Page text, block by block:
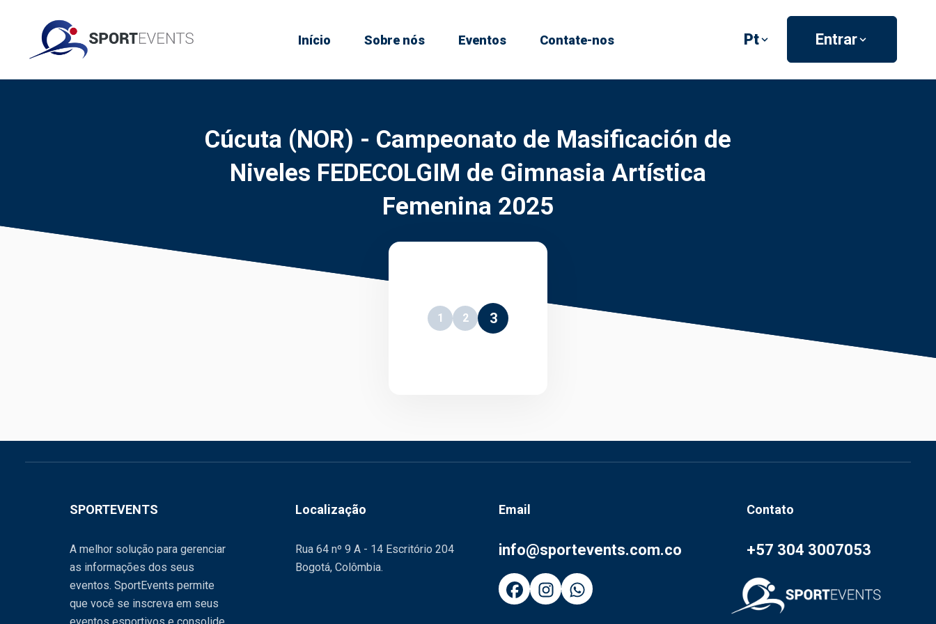
Início Sobre nós Eventos Contate-nos Pt Entrar
Cúcuta (NOR) - Campeonato de Masificación de
Niveles FEDECOLGIM de Gimnasia Artística
Femenina 2025
1 2 3
SPORTEVENTS
A melhor solução para gerenciar
as informações dos seus
eventos. SportEvents permite
que você se inscreva em seus
Localização
Rua 64 nº 9 A - 14 Escritório 204
Bogotá, Colômbia.
Email
info@sportevents.com.co
Contato
+57 304 3007053